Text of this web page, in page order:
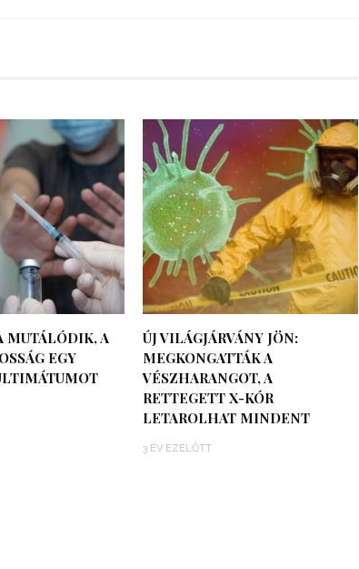
MUTÁLÓDIK, A
EGY
ÚJ VILÁGJÁRVÁNY JÖN:
MEGKONGATTÁK A
VÉSZHARANGOT, A
RETTEGETT X-KÓR
LETAROLHAT MINDENT
3 ÉV EZELŐTT